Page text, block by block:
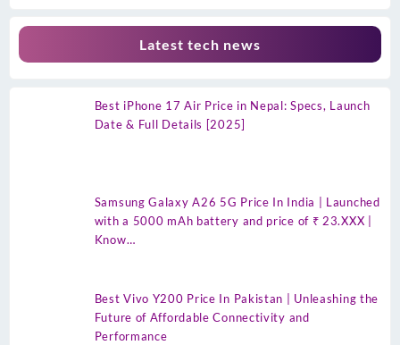
Latest tech news
Best iPhone 17 Air Price in Nepal: Specs, Launch
Date & Full Details [2025]
Samsung Galaxy A26 5G Price In India | Launched
with a 5000 mAh battery and price of ₹ 23.XXX |
Know…
Best Vivo Y200 Price In Pakistan | Unleashing the
Future of Affordable Connectivity and
Performance